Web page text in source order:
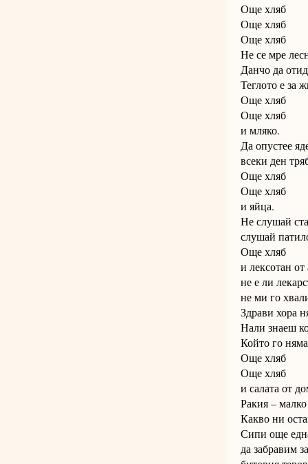
Още хляб
Още хляб
Още хляб
Не се мре
Данчо да
Теглото е за
Още хляб
Още хляб
и мляко.
Да опустее
всеки ден
Още хляб
Още хляб
и яйца.
Не слушай
слушай
Още хляб
и лексотан от
не е ли
не ми го
Здрави хора
Нали знаеш
Който го
Още хляб
Още хляб
и салата от
Ракия –
Какво ни
Сипи още
да забравим